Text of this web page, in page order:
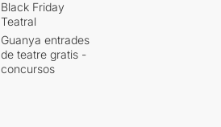
Black Friday
Teatral
Guanya entrades
de teatre gratis -
concursos